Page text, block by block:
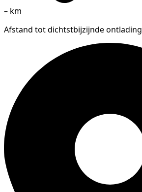
– km
Afstand tot dichtstbijzijnde ontlading